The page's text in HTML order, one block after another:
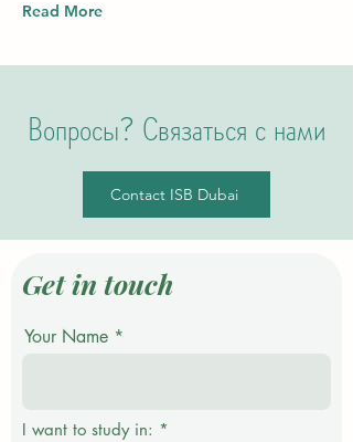
Read More
Вопросы? Связаться с нами
Contact ISB Dubai
Get in touch
Your Name
I want to study in: *